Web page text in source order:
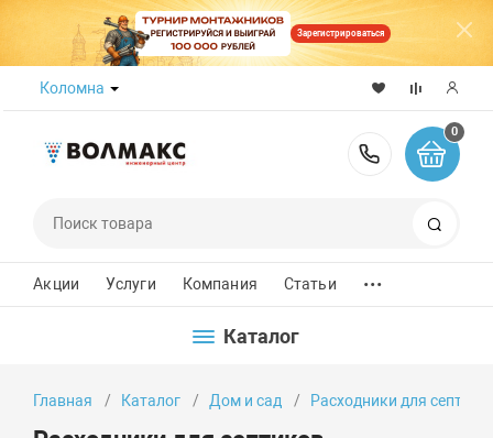
Зарегистрироваться
Коломна
8 (800)
0
Акции Услуги Компания Статьи ...
Каталог
Главная Каталог Дом и сад Расходники для